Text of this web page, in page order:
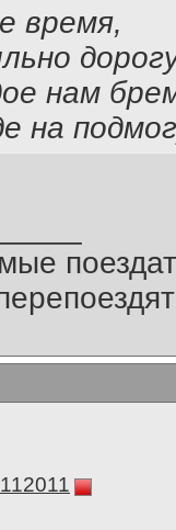
время,
нам
на